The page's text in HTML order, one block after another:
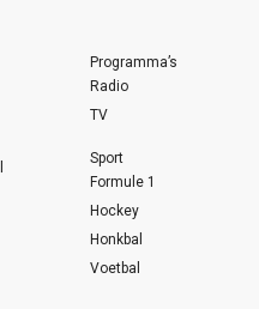
Programma’s
Radio
TV
Sport
Formule 1
Hockey
Honkbal
Voetbal